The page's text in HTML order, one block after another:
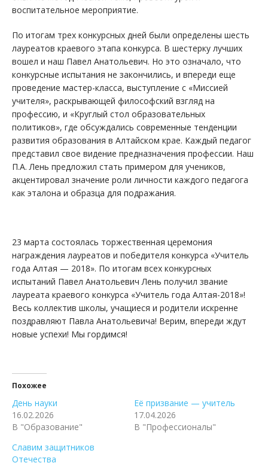
воспитательное мероприятие.
По итогам трех конкурсных дней были определены шесть
лауреатов краевого этапа конкурса. В шестерку лучших
вошел и наш Павел Анатольевич. Но это означало, что
конкурсные испытания не закончились, и впереди еще
проведение мастер-класса, выступление с «Миссией
учителя», раскрывающей философский взгляд на
профессию, и «Круглый стол образовательных
политиков», где обсуждались современные тенденции
развития образования в Алтайском крае. Каждый педагог
представил свое видение предназначения профессии. Наш
П.А. Лень предложил стать примером для учеников,
акцентировал значение роли личности каждого педагога
как эталона и образца для подражания.
23 марта состоялась торжественная церемония
награждения лауреатов и победителя конкурса «Учитель
года Алтая — 2018». По итогам всех конкурсных
испытаний Павел Анатольевич Лень получил звание
лауреата краевого конкурса «Учитель года Алтая-2018»!
Весь коллектив школы, учащиеся и родители искренне
поздравляют Павла Анатольевича! Верим, впереди ждут
новые успехи! Мы гордимся!
Похожее
День науки
16.02.2026
В "Образование"
Её призвание — учитель
17.04.2026
В "Профессионалы"
Славим защитников
Отечества